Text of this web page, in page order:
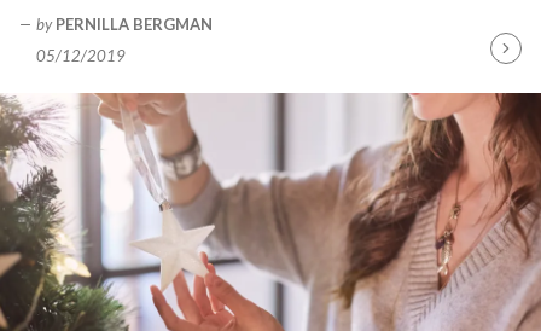
by PERNILLA BERGMAN
05/12/2019